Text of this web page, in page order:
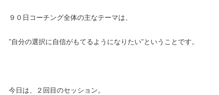
９０日コーチング全体の主なテーマは、
”自分の選択に自信がもてるようになりたい”ということです。
今日は、２回目のセッション。